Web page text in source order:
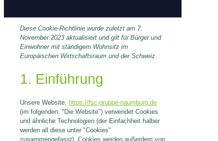
Diese Cookie-Richtlinie wurde zuletzt am 7.
November 2023 aktualisiert und gilt für Bürger und
Einwohner mit ständigem Wohnsitz im
Europäischen Wirtschaftsraum und der Schweiz.
1. Einführung
Unsere Website, https://fsc-gruppe-naumburg.de
(im folgenden: "Die Website") verwendet Cookies
und ähnliche Technologien (der Einfachheit halber
werden all diese unter "Cookies"
zusammengefasst). Cookies werden außerdem von